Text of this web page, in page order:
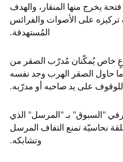
يخرج منها المنقار، والهدف
تركيزه على الأصوات والفرائس
المُستهدفة.
خاص يُمكّنان مُدرّب الصقر من
حاول الصقر الهرب وجد نفسه
على يد صاحبه أو مدرّبه.
"السبوق" بـ "المرسل" الذي
نحاسيّة تمنع التفاف المرسل
وتشابكه.